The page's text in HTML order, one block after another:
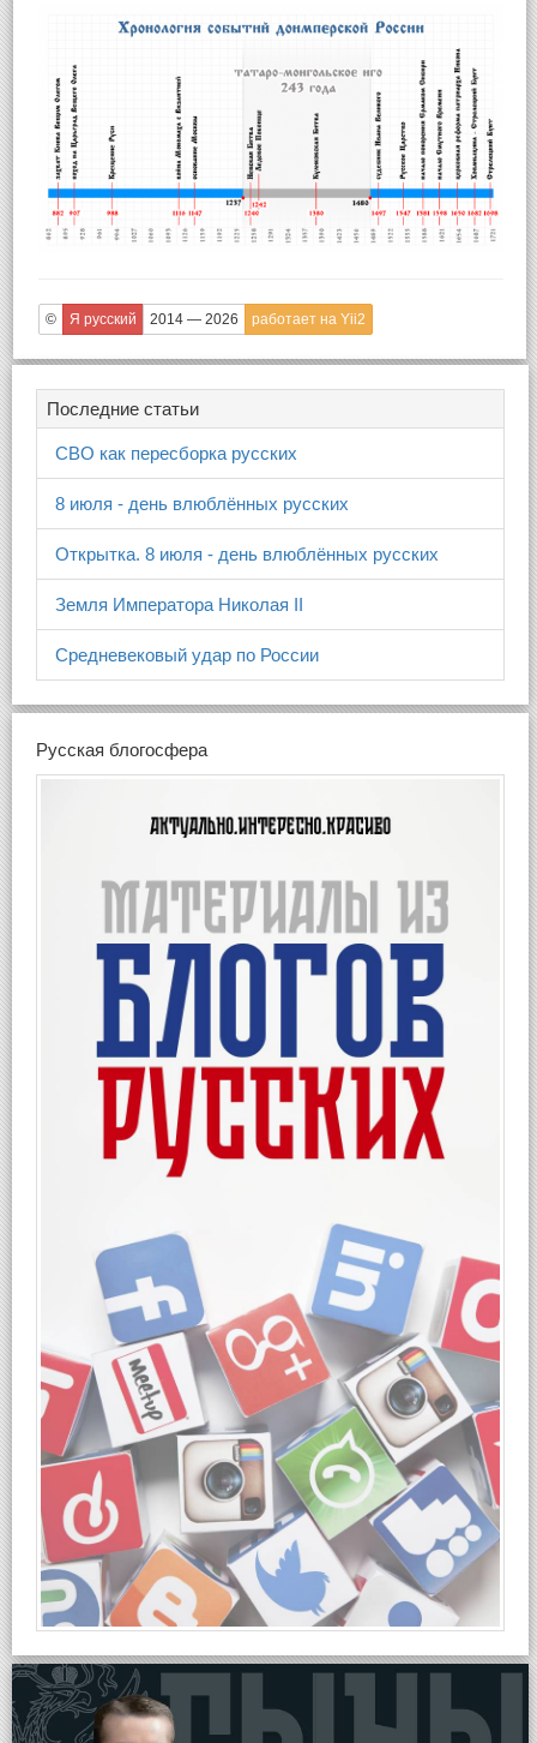
© Я русский 2014 — 2026 работает на Yii2
Последние статьи
СВО как пересборка русских
8 июля - день влюблённых русских
Открытка. 8 июля - день влюблённых русских
Земля Императора Николая II
Средневековый удар по России
Русская блогосфера